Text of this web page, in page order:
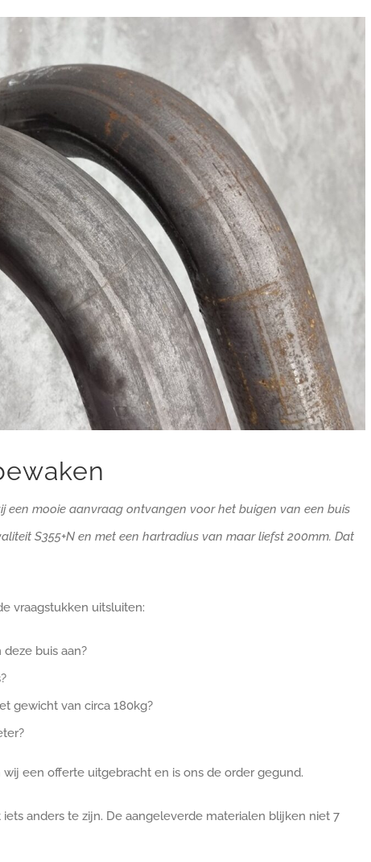
een mooie aanvraag ontvangen voor het buigen van een buis
S355+N en met een hartradius van maar liefst 200mm. Dat
vraagstukken uitsluiten:
buis aan?
gewicht van circa 180kg?
een offerte uitgebracht en is ons de order gegund.
anders te zijn. De aangeleverde materialen blijken niet 7